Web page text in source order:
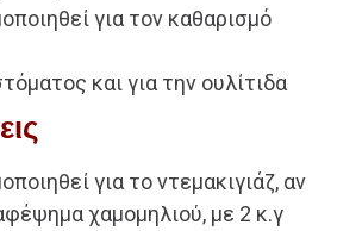
για τον καθαρισμό
και για την ουλίτιδα
για το ντεμακιγιάζ, αν
χαμομηλιού, με 2 κ.γ